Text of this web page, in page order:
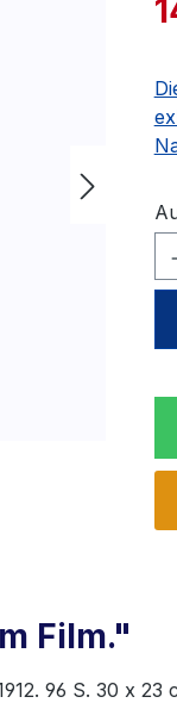
Film."
96 S. 30 x 23